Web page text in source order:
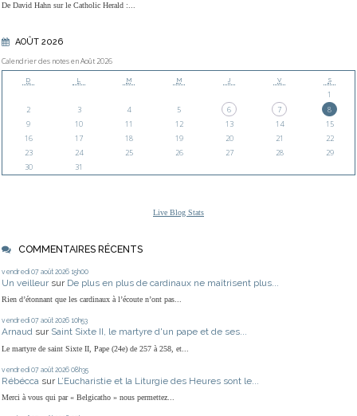
De David Hahn sur le Catholic Herald :...
AOÛT 2026
Calendrier des notes en Août 2026
D L M M J V S
1
2
3 4 5 6 7
8
9
10 11 12 13 14
15
16
17 18 19 20 21
22
23
24 25 26 27 28
29
30
31
Live Blog Stats
COMMENTAIRES RÉCENTS
vendredi 07 août 2026 15h00
Un veilleur sur De plus en plus de cardinaux ne maîtrisent plus...
Rien d’étonnant que les cardinaux à l’écoute n’ont pas...
vendredi 07 août 2026 10h53
Arnaud sur Saint Sixte II, le martyre d'un pape et de ses...
Le martyre de saint Sixte II, Pape (24e) de 257 à 258, et...
vendredi 07 août 2026 08h35
Rébécca sur L’Eucharistie et la Liturgie des Heures sont le...
Merci à vous qui par « Belgicatho » nous permettez...